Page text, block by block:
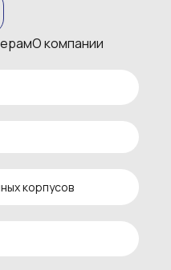
О компании
корпусов